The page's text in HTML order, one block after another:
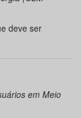
deve ser
em Meio